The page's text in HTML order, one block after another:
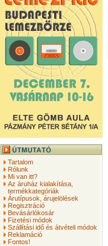
Tartalom
Rólunk
Mi van itt?
Az áruház kialakítása,
termékkategóriák
Árutípusok, árujelölések
Regisztráció
Bevásárlókosár
Fizetési módok
Szállítási idő és átvételi módok
Reklamáció
Fontos!